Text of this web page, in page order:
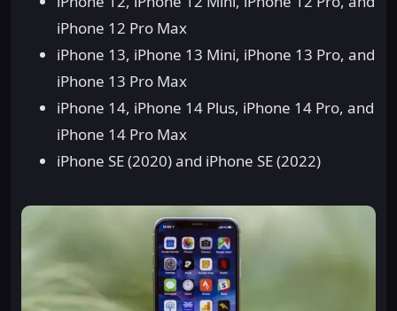
iPhone 12 Pro Max
iPhone 13, iPhone 13 Mini, iPhone 13 Pro, and
iPhone 13 Pro Max
iPhone 14, iPhone 14 Plus, iPhone 14 Pro, and
iPhone 14 Pro Max
iPhone SE (2020) and iPhone SE (2022)